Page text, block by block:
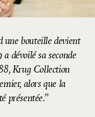
une bouteille devient
dévoilé sa seconde
Krug Collection
alors que la
présentée.